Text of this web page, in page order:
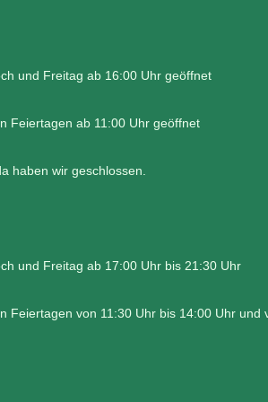
und Freitag ab 16:00 Uhr geöffnet
Feiertagen ab 11:00 Uhr geöffnet
haben wir geschlossen.
und Freitag ab 17:00 Uhr bis 21:30 Uhr
Feiertagen von 11:30 Uhr bis 14:00 Uhr und